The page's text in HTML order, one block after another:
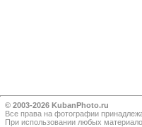
© 2003-2026 KubanPhoto.ru
Все прaва на фотографии
При использовании любых